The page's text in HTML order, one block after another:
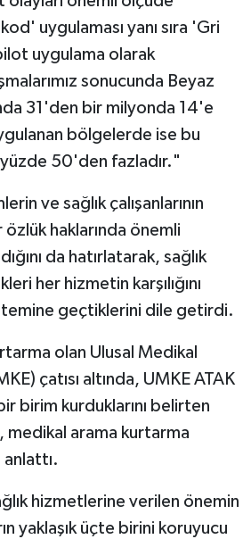
uygulaması yanı sıra 'Gri
uygulama olarak
sonucunda Beyaz
31'den bir milyonda 14'e
bölgelerde ise bu
50'den fazladır."
ve sağlık çalışanlarının
haklarında önemli
da hatırlatarak, sağlık
her hizmetin karşılığını
geçtiklerini dile getirdi.
olan Ulusal Medikal
çatısı altında, UMKE ATAK
birim kurduklarını belirten
medikal arama kurtarma
anlattı.
hizmetlerine verilen önemin
yaklaşık üçte birini koruyucu